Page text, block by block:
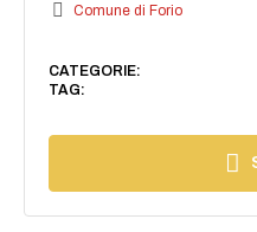
Comune di Forio
CATEGORIE:
TAG: